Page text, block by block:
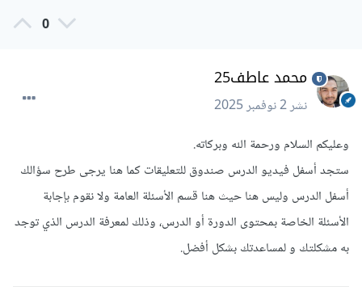
0
محمد عاطف25
نشر2 نوفمبر 2025
وعليكم السلام ورحمة الله وبركاته.
ستجد أسفل فيديو الدرس صندوق للتعليقات كما هنا يرجى طرح سؤالك
أسفل الدرس وليس هنا حيث هنا قسم الأسئلة العامة ولا نقوم بإجابة
الأسئلة الخاصة بمحتوى الدورة أو الدرس، وذلك لمعرفة الدرس الذي توجد
به مشكلتك و لمساعدتك بشكل أفضل.